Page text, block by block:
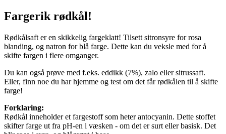
Fargerik rødkål!
Rødkålsaft er en skikkelig fargeklatt! Tilsett sitronsyre for rosa
blanding, og natron for blå farge. Dette kan du veksle med for å
skifte fargen i flere omganger.
Du kan også prøve med f.eks. eddikk (7%), zalo eller sitrussaft.
Eller, finn noe du har hjemme og test om det får rødkålen til å skifte
farge!
Forklaring:
Rødkål inneholder et fargestoff som heter antocyanin. Dette stoffet
skifter farge ut fra pH-en i væsken - om det er surt eller basisk. Det